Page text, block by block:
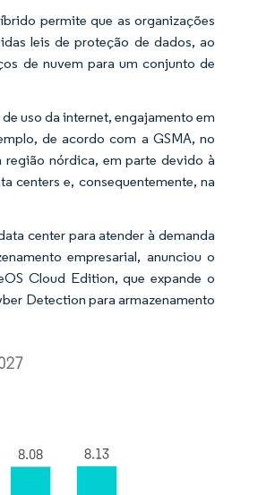
permite que as organizações
leis de proteção de dados, ao
de nuvem para um conjunto de
uso da internet, engajamento em
de acordo com a GSMA, no
região nórdica, em parte devido à
centers e, consequentemente, na
center para atender à demanda
empresarial, anunciou o
Cloud Edition, que expande o
Detection para armazenamento